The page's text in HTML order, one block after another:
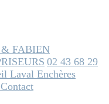
FABIEN
02 43 68 29
Laval Enchères
Contact